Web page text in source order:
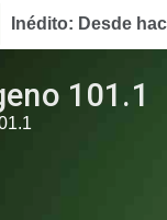
Cómo vivían los
101.1